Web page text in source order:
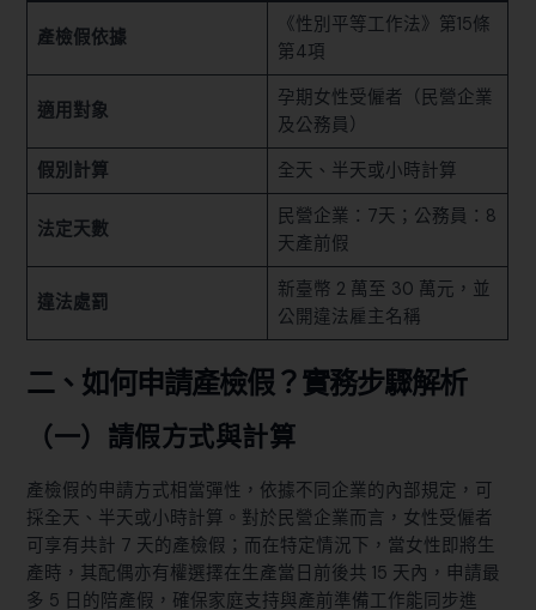
產檢假依據
《性別平等工作法》第15條
第4項
適用對象
孕期女性受僱者（民營企業
及公務員）
假別計算
全天、半天或小時計算
法定天數
民營企業：7天；公務員：8
天產前假
違法處罰
新臺幣 2 萬至 30 萬元，並
公開違法雇主名稱
二、如何申請產檢假？實務步驟解析
（一）請假方式與計算
產檢假的申請方式相當彈性，依據不同企業的內部規定，可
採全天、半天或小時計算。對於民營企業而言，女性受僱者
可享有共計 7 天的產檢假；而在特定情況下，當女性即將生
產時，其配偶亦有權選擇在生產當日前後共 15 天內，申請最
多 5 日的陪產假，確保家庭支持與產前準備工作能同步進